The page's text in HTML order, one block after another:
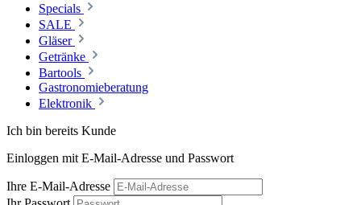
Specials
SALE
Gläser
Getränke
Bartools
Gastronomieberatung
Elektronik
Ich bin bereits Kunde
Einloggen mit E-Mail-Adresse und Passwort
Ihre E-Mail-Adresse